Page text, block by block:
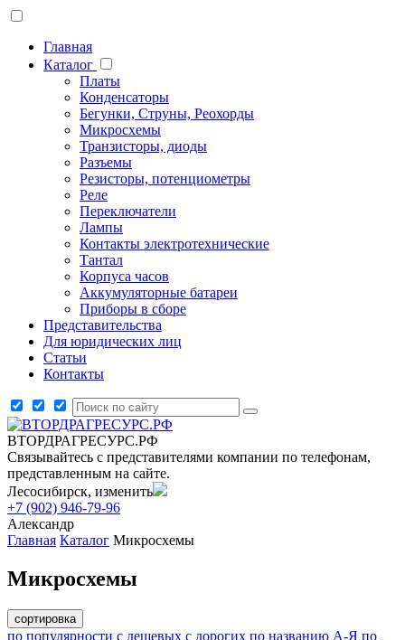
Главная
Каталог
Платы
Конденсаторы
Бегунки, Струны, Реохорды
Микросхемы
Транзисторы, диоды
Разъемы
Резисторы, потенциометры
Реле
Переключатели
Лампы
Контакты электротехнические
Тантал
Корпуса часов
Аккумуляторные батареи
Приборы в сборе
Представительства
Для юридических лиц
Статьи
Контакты
ВТОРДРАГРЕСУРС.РФ
Связывайтесь с представителями компании по телефонам,
представленным на сайте.
Лесосибирск, изменить
+7 (902) 946-79-96
Александр
Главная Каталог Микросхемы
Микросхемы
сортировка
по популярности с дешевых с дорогих по названию А-Я по